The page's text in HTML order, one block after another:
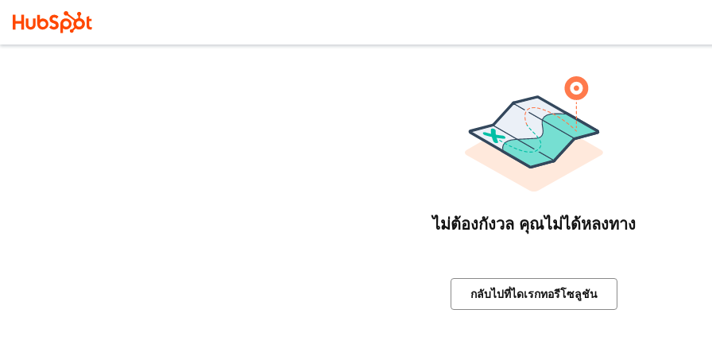
ไม่ต้องกังวล คุณไม่ได้หลงทาง
กลับไปที่ไดเรกทอรีโซลูชัน